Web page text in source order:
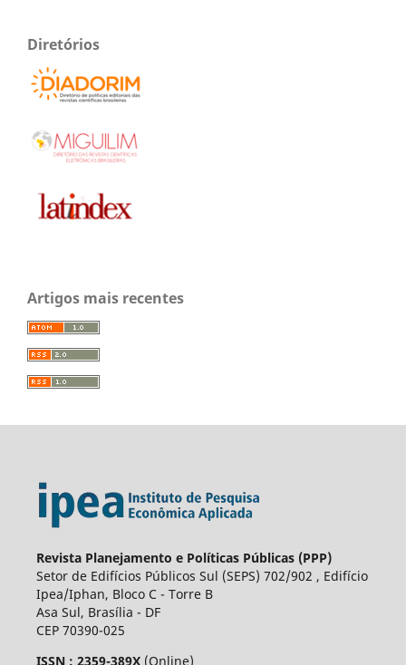
Diretórios
Artigos mais recentes
Revista Planejamento e Políticas Públicas (PPP)
Setor de Edifícios Públicos Sul (SEPS) 702/902 , Edifício
Ipea/Iphan, Bloco C - Torre B
Asa Sul, Brasília - DF
CEP 70390-025
ISSN : 2359-389X (Online)